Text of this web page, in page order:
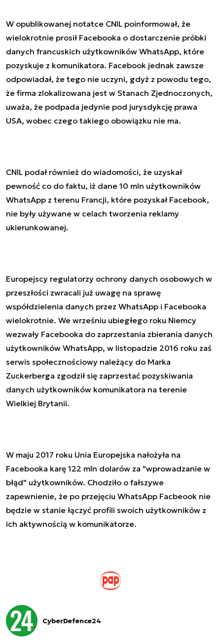
W opublikowanej notatce CNIL poinformował, że
wielokrotnie prosił Facebooka o dostarczenie próbki
danych francuskich użytkowników WhatsApp, które
pozyskuje z komunikatora. Facebook jednak zawsze
odpowiadał, że tego nie uczyni, gdyż z powodu tego,
że firma zlokalizowana jest w Stanach Zjednoczonych,
uważa, że podpada jedynie pod jurysdykcję prawa
USA, wobec czego takiego obowiązku nie ma.
CNIL podał również do wiadomości, że uzyskał
pewność co do faktu, iż dane 10 mln użytkowników
WhatsApp z terenu Francji, które pozyskał Facebook,
nie były używane w celach tworzenia reklamy
ukierunkowanej.
Europejscy regulatorzy ochrony danych osobowych w
przeszłości zwracali już uwagę na sprawę
współdzielenia danych przez WhatsApp i Facebooka
wielokrotnie. We wrześniu ubiegłego roku Niemcy
wezwały Facebooka do zaprzestania zbierania danych
użytkowników WhatsApp, w listopadzie 2016 roku zaś
serwis społecznościowy należący do Marka
Zuckerberga zgodził się zaprzestać pozyskiwania
danych użytkowników komunikatora na terenie
Wielkiej Brytanii.
W maju 2017 roku Unia Europejska nałożyła na
Facebooka karę 122 mln dolarów za "wprowadzanie w
błąd" użytkowników. Chodziło o fałszywe
zapewnienie, że po przejęciu WhatsApp Facbeook nie
będzie w stanie łączyć profili swoich użytkowników z
ich aktywnością w komunikatorze.
CyberDefence24